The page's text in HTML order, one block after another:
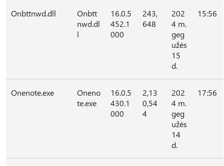
Onbttnwd.dll
Onbtt
nwd.dl
l
16.0.5
452.1
000
243,
648
202
4 m.
geg
užės
15
d.
15:56
Onenote.exe
Oneno
te.exe
16.0.5
430.1
000
2,13
0,54
4
202
4 m.
geg
užės
14
d.
17:56